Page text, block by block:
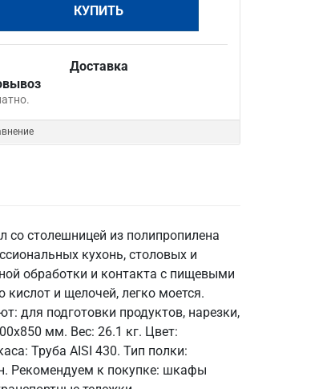
КУПИТЬ
Доставка
со столешницей из полипропилена
кухонь, столовых и
обработки и контакта с пищевыми
и щелочей, легко моется.
для подготовки продуктов, нарезки,
мм. Вес: 26.1 кг. Цвет:
Труба AISI 430. Тип полки:
Рекомендуем к покупке: шкафы